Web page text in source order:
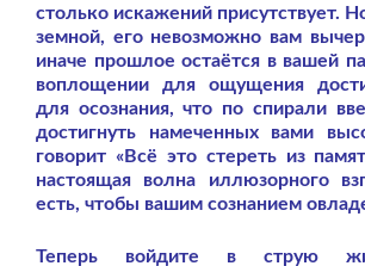
столько искажений присутствует.
земной, его невозможно вам
иначе прошлое остаётся в вашей
воплощении для ощущения
для осознания, что по спирали
достигнуть намеченных вами
говорит «Всё это стереть из
настоящая волна иллюзорного
есть, чтобы вашим сознанием
Теперь войдите в струю